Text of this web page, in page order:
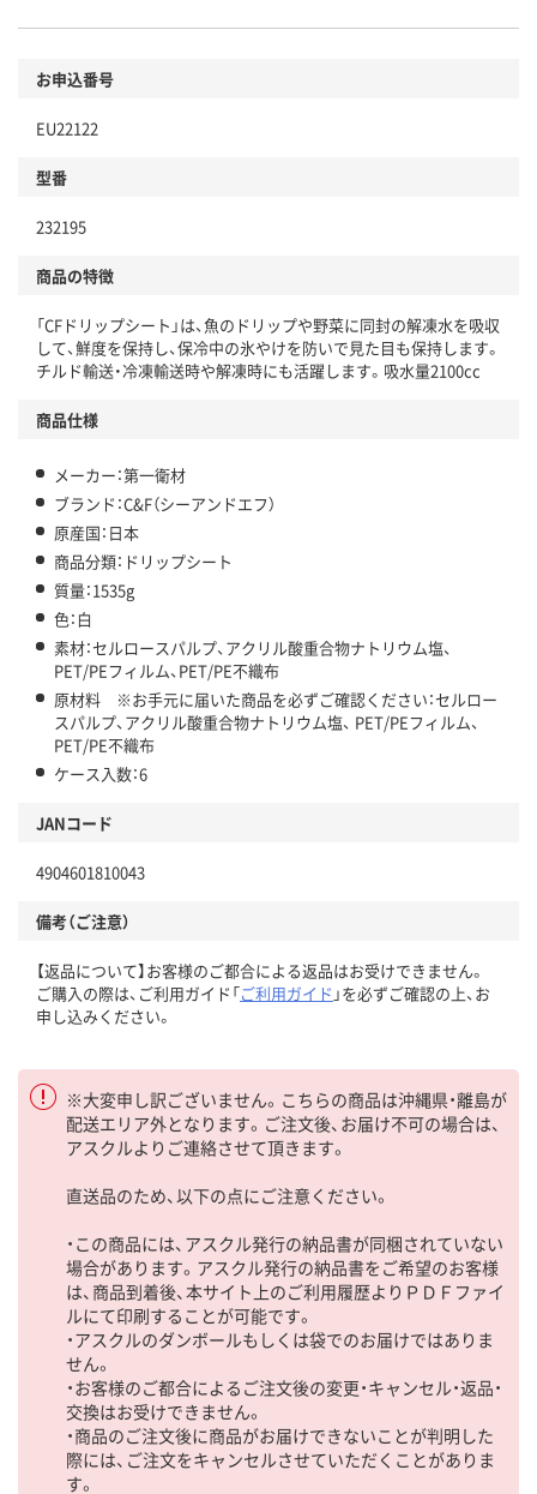
お申込番号
EU22122
型番
232195
商品の特徴
「CFドリップシート」は、魚のドリップや野菜に同封の解凍水を吸収
して、鮮度を保持し、保冷中の氷やけを防いで見た目も保持します。
チルド輸送・冷凍輸送時や解凍時にも活躍します。吸水量2100cc
商品仕様
メーカー：第一衛材
ブランド：C&F（シーアンドエフ）
原産国：日本
商品分類：ドリップシート
質量：1535g
色：白
素材：セルロースパルプ、アクリル酸重合物ナトリウム塩、
PET/PEフィルム、PET/PE不織布
原材料 ※お手元に届いた商品を必ずご確認ください：セルロー
スパルプ、アクリル酸重合物ナトリウム塩、 PET/PEフィルム、
PET/PE不織布
ケース入数：6
JANコード
4904601810043
備考（ご注意）
【返品について】お客様のご都合による返品はお受けできません。
ご購入の際は、ご利用ガイド「ご利用ガイド 」を必ずご確認の上、お
申し込みください。
※大変申し訳ございません。こちらの商品は沖縄県・離島が
配送エリア外となります。ご注文後、お届け不可の場合は、
アスクルよりご連絡させて頂きます。
直送品のため、以下の点にご注意ください。
・この商品には、アスクル発行の納品書が同梱されていない
場合があります。アスクル発行の納品書をご希望のお客様
は、商品到着後、本サイト上のご利用履歴よりＰＤＦファイ
ルにて印刷することが可能です。
・アスクルのダンボールもしくは袋でのお届けではありま
せん。
・お客様のご都合によるご注文後の変更・キャンセル・返品・
交換はお受けできません。
・商品のご注文後に商品がお届けできないことが判明した
際には、ご注文をキャンセルさせていただくことがありま
す。